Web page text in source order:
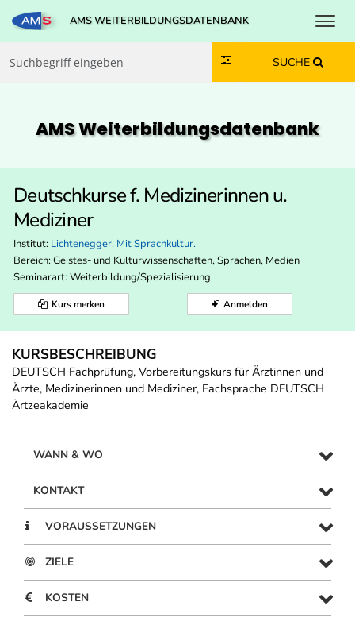
Zum Inhalt springen
Zum Navmenü springen
Zur Suche springen
Zur Footer springen
AMS WEITERBILDUNGSDATENBANK
SUCHE
AMS Weiterbildungs­datenbank
Deutschkurse f. Medizinerinnen u.
Mediziner
Institut: Lichtenegger. Mit Sprachkultur.
Bereich: Geistes- und Kulturwissenschaften, Sprachen, Medien
Seminarart: Weiterbildung/Spezialisierung
Kurs merken Anmelden
KURSBESCHREIBUNG
DEUTSCH Fachprüfung, Vorbereitungskurs für Ärztinnen und
Ärzte, Medizinerinnen und Mediziner, Fachsprache DEUTSCH
Ärtzeakademie
WANN & WO
KONTAKT
VORAUSSETZUNGEN
ZIELE
KOSTEN